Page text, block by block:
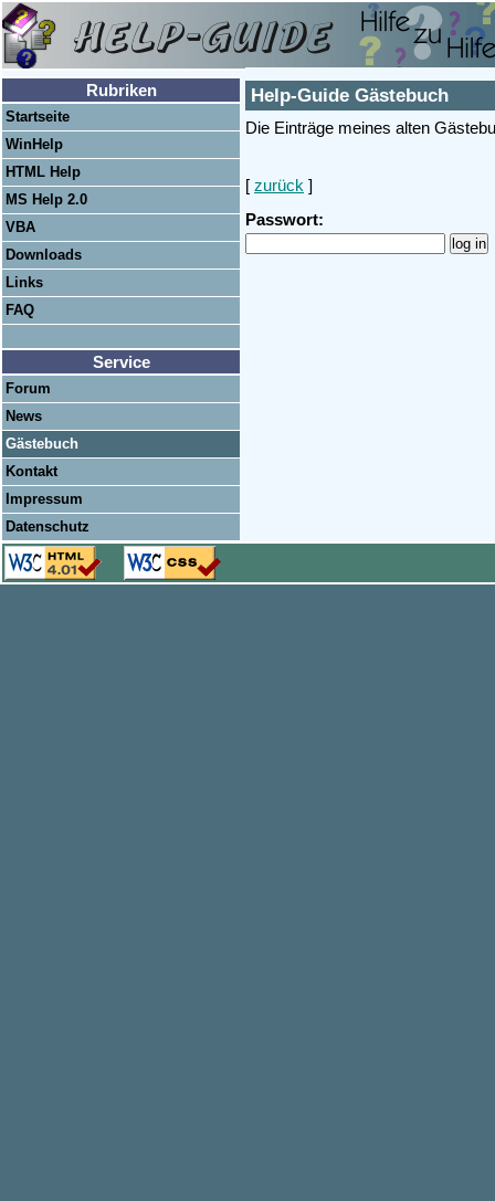
Rubriken
Startseite
WinHelp
HTML Help
MS Help 2.0
VBA
Downloads
Links
FAQ
Service
Forum
News
Gästebuch
Kontakt
Impressum
Datenschutz
Help-Guide Gästebuch
Die Einträge meines alten
[ zurück ]
Passwort: